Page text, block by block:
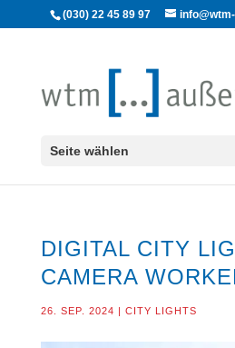
(030) 22 45 89 97
Seite wählen
DIGITAL CITY
CAMERA
26. SEP. 2024 | CITY LIGHTS